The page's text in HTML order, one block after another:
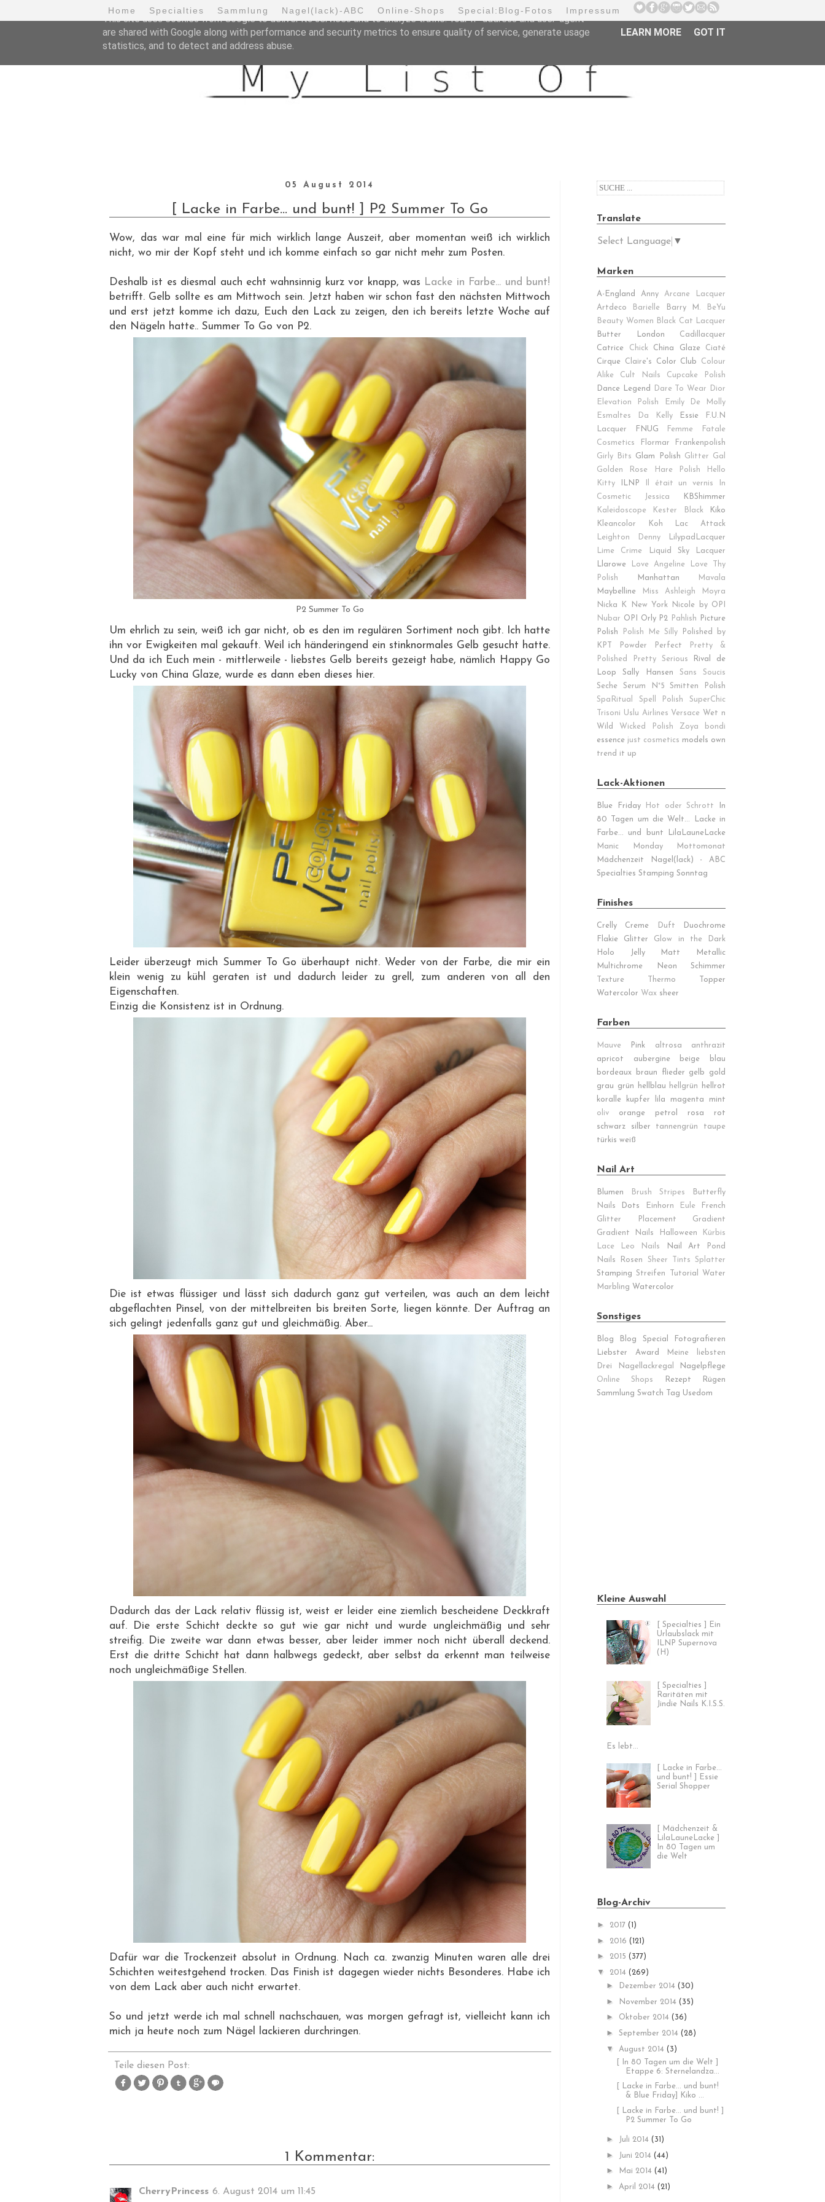
Home Specialties Sammlung Nagel(lack)-ABC Online-Shops Special:Blog-Fotos Impressum
05 August 2014
[ Lacke in Farbe... und bunt! ] P2 Summer To Go
Wow, das war mal eine für mich wirklich lange Auszeit, aber momentan weiß ich wirklich
nicht, wo mir der Kopf steht und ich komme einfach so gar nicht mehr zum Posten.
Deshalb ist es diesmal auch echt wahnsinnig kurz vor knapp, was Lacke in Farbe... und bunt!
betrifft. Gelb sollte es am Mittwoch sein. Jetzt haben wir schon fast den nächsten Mittwoch
und erst jetzt komme ich dazu, Euch den Lack zu zeigen, den ich bereits letzte Woche auf
den Nägeln hatte.. Summer To Go von P2.
P2 Summer To Go
Um ehrlich zu sein, weiß ich gar nicht, ob es den im regulären Sortiment noch gibt. Ich hatte
ihn vor Ewigkeiten mal gekauft. Weil ich händeringend ein stinknormales Gelb gesucht hatte.
Und da ich Euch mein - mittlerweile - liebstes Gelb bereits gezeigt habe, nämlich Happy Go
Lucky von China Glaze, wurde es dann eben dieses hier.
Leider überzeugt mich Summer To Go überhaupt nicht. Weder von der Farbe, die mir ein
klein wenig zu kühl geraten ist und dadurch leider zu grell, zum anderen von all den
Eigenschaften.
Einzig die Konsistenz ist in Ordnung.
Die ist etwas flüssiger und lässt sich dadurch ganz gut verteilen, was auch an dem leicht
abgeflachten Pinsel, von der mittelbreiten bis breiten Sorte, liegen könnte. Der Auftrag an
sich gelingt jedenfalls ganz gut und gleichmäßig. Aber...
Dadurch das der Lack relativ flüssig ist, weist er leider eine ziemlich bescheidene Deckkraft
auf. Die erste Schicht deckte so gut wie gar nicht und wurde ungleichmäßig und sehr
streifig. Die zweite war dann etwas besser, aber leider immer noch nicht überall deckend.
Erst die dritte Schicht hat dann halbwegs gedeckt, aber selbst da erkennt man teilweise
noch ungleichmäßige Stellen.
Dafür war die Trockenzeit absolut in Ordnung. Nach ca. zwanzig Minuten waren alle drei
Schichten weitestgehend trocken. Das Finish ist dagegen wieder nichts Besonderes. Habe ich
von dem Lack aber auch nicht erwartet.
So und jetzt werde ich mal schnell nachschauen, was morgen gefragt ist, vielleicht kann ich
mich ja heute noch zum Nägel lackieren durchringen.
Teile diesen Post:
1 Kommentar:
CherryPrincess 6. August 2014 um 11:45
Translate
Select Language ▼
Marken
A-England Anny
Arcane Lacquer
Artdeco
Barielle Barry M.
BeYu
Beauty Women
Black Cat Lacquer
Butter London
Cadillacquer
Catrice
Chick China Glaze
Ciaté
Cirque
Claire's Color Club
Colour
Alike
Cult Nails
Cupcake Polish
Dance Legend
Dare To Wear
Dior
Elevation Polish
Emily De Molly
Esmaltes Da Kelly
Essie
F.U.N
Lacquer
FNUG
Femme Fatale
Cosmetics
Flormar
Frankenpolish
Girly Bits
Glam Polish
Glitter Gal
Golden Rose
Hare Polish
Hello
Kitty
ILNP Il était un vernis
In
Cosmetic
Jessica
KBShimmer
Kaleidoscope
Kester Black
Kiko
Kleancolor
Koh
Lac Attack
Leighton Denny
LilypadLacquer
Lime Crime
Liquid Sky Lacquer
Llarowe
Love Angeline
Love Thy
Polish
Manhattan
Mavala
Maybelline
Miss Ashleigh
Moyra
Nicka K New York
Nicole by OPI
Nubar OPI Orly P2 Pahlish
Picture
Polish
Polish Me Silly
Polished by
KPT
Powder Perfect
Pretty &
Polished
Pretty Serious
Rival de
Loop
Sally Hansen
Sans Soucis
Seche
Serum N°5
Smitten Polish
SpaRitual
Spell Polish
SuperChic
Trisoni Uslu Airlines Versace Wet n
Wild
Wicked Polish Zoya
bondi
essence just cosmetics models own
trend it up
Lack-Aktionen
Blue Friday Hot oder Schrott
In
80 Tagen um die Welt...
Lacke in
Farbe... und bunt
LilaLauneLacke
Manic Monday
Mottomonat
Mädchenzeit
Nagel(lack) - ABC
Specialties Stamping Sonntag
Finishes
Crelly Creme Duft
Duochrome
Flakie
Glitter
Glow in the Dark
Holo
Jelly Matt
Metallic
Multichrome
Neon
Schimmer
Texture
Thermo
Topper
Watercolor Wax sheer
Farben
Mauve Pink altrosa
anthrazit
apricot
aubergine beige
blau
bordeaux
braun flieder gelb
gold
grau
grün hellblau hellgrün
hellrot
koralle
kupfer lila magenta
mint
oliv
orange petrol rosa
rot
schwarz
silber tannengrün
taupe
türkis weiß
Nail Art
Blumen Brush Stripes
Butterfly
Nails
Dots Einhorn Eule
French
Glitter Placement
Gradient
Gradient Nails
Halloween
Kürbis
Lace
Leo Nails Nail Art
Pond
Nails
Rosen Sheer Tints
Splatter
Stamping Streifen Tutorial
Water
Marbling Watercolor
Sonstiges
Blog Blog Special
Fotografieren
Liebster Award
Meine liebsten
Drei
Nagellackregal
Nagelpflege
Online Shops
Rezept
Rügen
Sammlung Swatch Tag Usedom
Kleine Auswahl
[ Specialties ] Ein
Urlaubslack mit
ILNP Supernova
(H)
[ Specialties ]
Raritäten mit
Jindie Nails K.I.S.S.
Es lebt...
[ Lacke in Farbe...
und bunt! ] Essie
Serial Shopper
[ Mädchenzeit &
LilaLauneLacke ]
In 80 Tagen um
die Welt
Blog-Archiv
► 2017 (1)
► 2016 (121)
► 2015 (377)
▼ 2014 (269)
► Dezember 2014(30)
► November 2014(35)
► Oktober 2014(36)
►September 2014(28)
▼ August 2014(3)
[ In 80 Tagen um die Welt ]
Etappe 6: Sternelandza...
[ Lacke in Farbe... und bunt!
& Blue Friday] Kiko ...
[ Lacke in Farbe... und bunt! ]
P2 Summer To Go
► Juli 2014(31)
► Juni 2014(44)
► Mai 2014(41)
► April 2014(21)
This site uses cookies from Google to deliver its services and to analyze traffic. Your IP address and user-agent
are shared with Google along with performance and security metrics to ensure quality of service, generate usage
statistics, and to detect and address abuse.
LEARN MORE GOT IT